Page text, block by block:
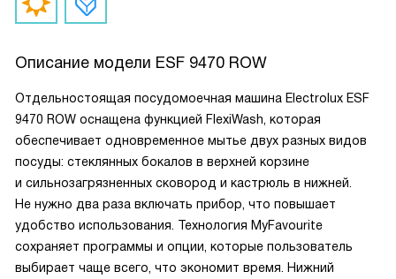
Описание модели ESF 9470 ROW
Отдельностоящая посудомоечная машина Electrolux ESF
9470 ROW оснащена функцией FlexiWash, которая
обеспечивает одновременное мытье двух разных видов
посуды: стеклянных бокалов в верхней корзине
и сильнозагрязненных сковород и кастрюль в нижней.
Не нужно два раза включать прибор, что повышает
удобство использования. Технология MyFavourite
сохраняет программы и опции, которые пользователь
выбирает чаще всего, что экономит время. Нижний